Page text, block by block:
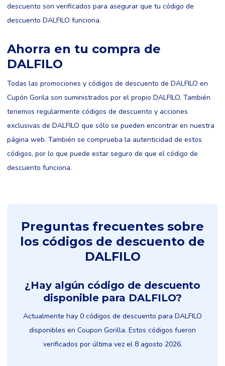
descuento son verificados para asegurar que tu código de
descuento DALFILO funciona.
Ahorra en tu compra de
DALFILO
Todas las promociones y códigos de descuento de DALFILO en
Cupón Gorila son suministrados por el propio DALFILO. También
tenemos regularmente códigos de descuento y acciones
exclusivas de DALFILO que sólo se pueden encontrar en nuestra
página web. También se comprueba la autenticidad de estos
códigos, por lo que puede estar seguro de que el código de
descuento funciona.
Preguntas frecuentes sobre
los códigos de descuento de
DALFILO
¿Hay algún código de descuento
disponible para DALFILO?
Actualmente hay 0 códigos de descuento para DALFILO
disponibles en Coupon Gorilla. Estos códigos fueron
verificados por última vez el 8 agosto 2026.